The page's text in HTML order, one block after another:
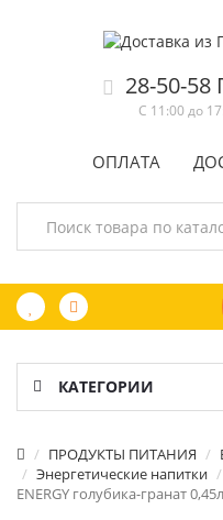
28-50-
С 11:00 до
ОПЛАТА
КАТЕГОРИИ
ПРОДУКТЫ ПИТАНИЯ
Энергетические напитки
ENERGY голубика-гранат